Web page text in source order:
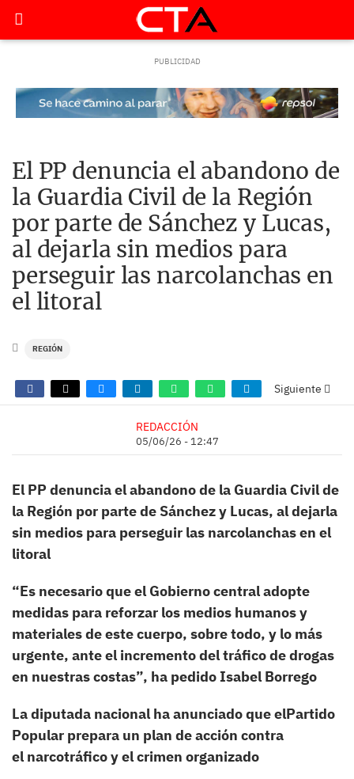
El PP denuncia el abandono de
la Guardia Civil de la Región
por parte de Sánchez y Lucas,
al dejarla sin medios para
perseguir las narcolanchas en
el litoral
REGIÓN
Siguiente
REDACCIÓN
05/06/26 - 12:47
El PP denuncia el abandono de la Guardia Civil de
la Región por parte de Sánchez y Lucas, al dejarla
sin medios para perseguir las narcolanchas en el
litoral
“Es necesario que el Gobierno central adopte
medidas para reforzar los medios humanos y
materiales de este cuerpo, sobre todo, y lo más
urgente, ante el incremento del tráfico de drogas
en nuestras costas”, ha pedido Isabel Borrego
La diputada nacional ha anunciado que elPartido
Popular prepara un plan de acción contra
el narcotráficoy elcrimen organizado